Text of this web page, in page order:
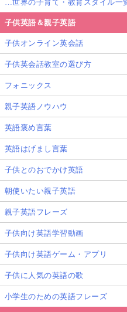
…世界の子育て・教育スタイル一
子供英語＆親子英語
子供オンライン英会話
子供英会話教室の選び方
フォニックス
親子英語ノウハウ
英語褒め言葉
英語はげまし言葉
子供とのおでかけ英語
朝使いたい親子英語
親子英語フレーズ
子供向け英語学習動画
子供向け英語ゲーム・アプリ
子供に人気の英語の歌
小学生のための英語フレーズ